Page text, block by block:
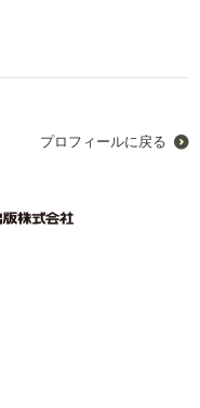
プロフィールに戻る